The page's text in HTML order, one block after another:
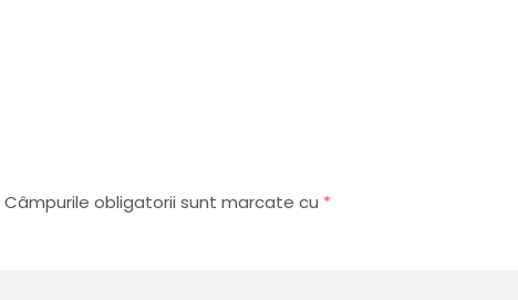
Câmpurile obligatorii sunt marcate cu *